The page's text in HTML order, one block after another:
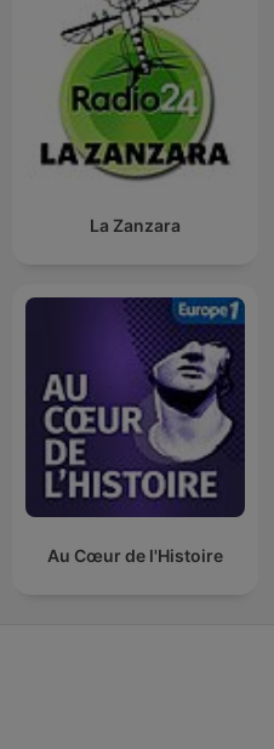
La Zanzara
Au Cœur de l'Histoire